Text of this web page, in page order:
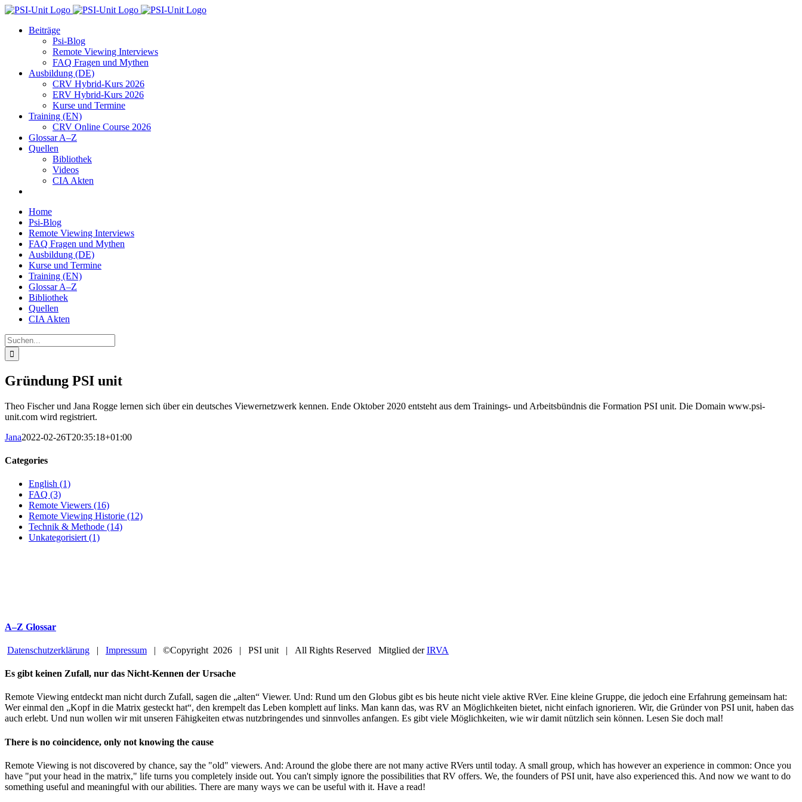
Zum
springenBeiträge
Psi-Blog
Remote Viewing Interviews
FAQ Fragen und Mythen
Ausbildung (DE)
CRV Hybrid-Kurs 2026
ERV Hybrid-Kurs 2026
Kurse und Termine
Training (EN)
CRV Online Course 2026
Glossar A–Z
Quellen
Bibliothek
Videos
CIA Akten
Home
Psi-Blog
Remote Viewing Interviews
FAQ Fragen und Mythen
Ausbildung (DE)
Kurse und Termine
Training (EN)
Glossar A–Z
Bibliothek
Quellen
CIA Akten
Suche
nach:
Gründung PSI unit
Theo Fischer und Jana Rogge lernen sich über ein deutsches Viewernetzwerk kennen. Ende Oktober 2020 entsteht aus dem Trainings- und Arbeitsbündnis die Formation PSI unit. Die Domain www.psi-
unit.com wird registriert.
Jana2022-02-26T20:35:18+01:00
Categories
English (1)
FAQ (3)
Remote Viewers (16)
Remote Viewing Historie (12)
Technik & Methode (14)
Unkategorisiert (1)
A–Z Glossar
Datenschutzerklärung | Impressum | ©Copyright 2026 | PSI unit | All Rights Reserved Mitglied derIRVA
Close
Bar
Area
Es gibt keinen Zufall, nur das Nicht-Kennen der Ursache
Remote Viewing entdeckt man nicht durch Zufall, sagen die „alten“ Viewer. Und: Rund um den Globus gibt es bis heute nicht viele aktive RVer. Eine kleine Gruppe, die jedoch eine Erfahrung gemeinsam hat:
Wer einmal den „Kopf in die Matrix gesteckt hat“, den krempelt das Leben komplett auf links. Man kann das, was RV an Möglichkeiten bietet, nicht einfach ignorieren. Wir, die Gründer von PSI unit, haben das
auch erlebt. Und nun wollen wir mit unseren Fähigkeiten etwas nutzbringendes und sinnvolles anfangen. Es gibt viele Möglichkeiten, wie wir damit nützlich sein können. Lesen Sie doch mal!
There is no coincidence, only not knowing the cause
Remote Viewing is not discovered by chance, say the "old" viewers. And: Around the globe there are not many active RVers until today. A small group, which has however an experience in common: Once you
have "put your head in the matrix," life turns you completely inside out. You can't simply ignore the possibilities that RV offers. We, the founders of PSI unit, have also experienced this. And now we want to do
something useful and meaningful with our abilities. There are many ways we can be useful with it. Have a read!